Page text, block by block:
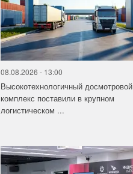
08.08.2026 - 13:00
Высокотехнологичный досмотровой
комплекс поставили в крупном
логистическом ...